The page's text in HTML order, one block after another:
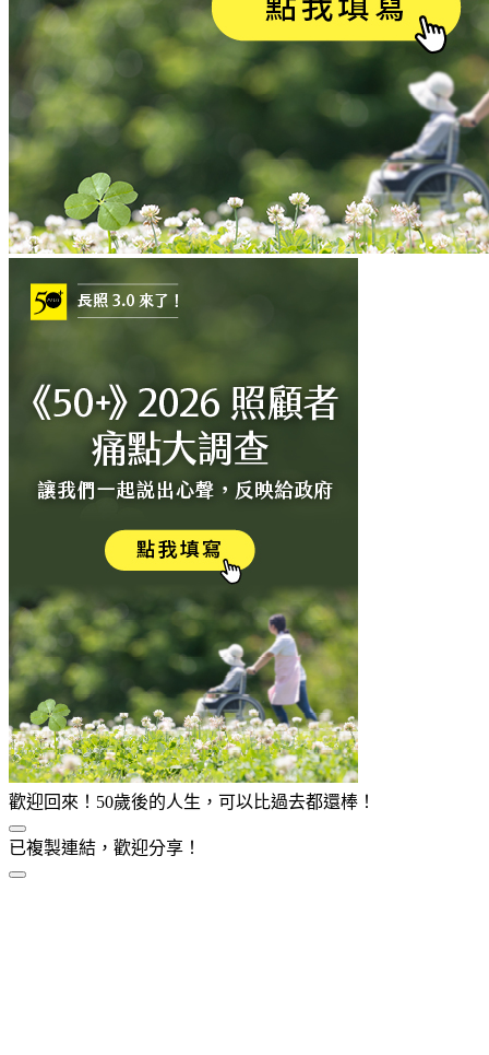
歡迎回來！50歲後的人生，可以比過去都還棒！
已複製連結，歡迎分享！